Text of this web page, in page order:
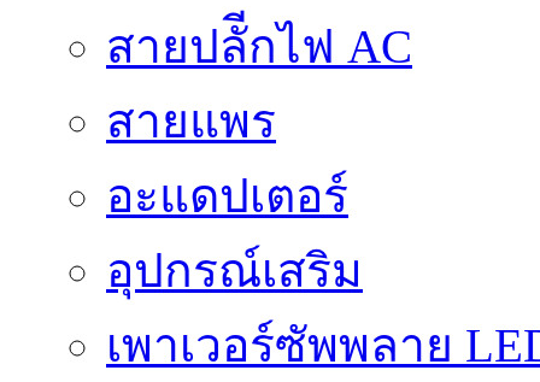
สายปลัีกไฟ AC
สายแพร
อะแดปเตอร์
อุปกรณ์เสริม
เพาเวอร์ซัพพลาย